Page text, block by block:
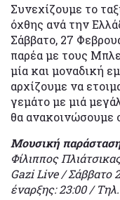
Συνεχίζουμε το
όχθης ανά την
Σάββατο, 27
παρέα με τους
μία και μοναδική
αρχίζουμε να
γεμάτο με μιά
θα ανακοινώσουμε
Mουσική
Φίλιππος
Gazi Live / Σάββατο
έναρξης: 23:00 /